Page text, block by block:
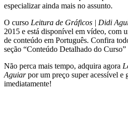
especializar ainda mais no assunto.
O curso Leitura de Gráficos | Didi
2015 e está disponível em vídeo, com
de conteúdo em Português. Confira
seção “Conteúdo Detalhado do
Não perca mais tempo, adquira agora
Aguiarpor um preço super acessível e
imediatamente!